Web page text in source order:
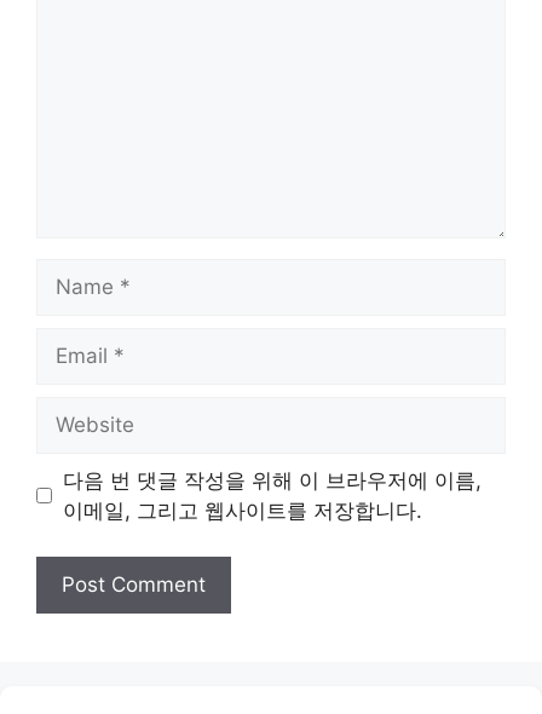
다음 번 댓글 작성을 위해 이 브라우저에 이름,
이메일, 그리고 웹사이트를 저장합니다.